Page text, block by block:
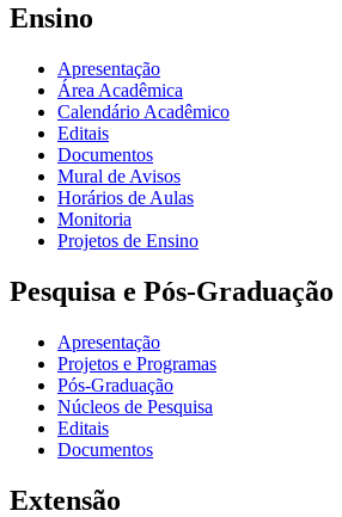
Ensino
Apresentação
Área Acadêmica
Calendário Acadêmico
Editais
Documentos
Mural de Avisos
Horários de Aulas
Monitoria
Projetos de Ensino
Pesquisa e Pós-Graduação
Apresentação
Projetos e Programas
Pós-Graduação
Núcleos de Pesquisa
Editais
Documentos
Extensão